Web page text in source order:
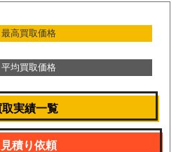
最高買取価格
平均買取価格
取実績一覧
見積り依頼